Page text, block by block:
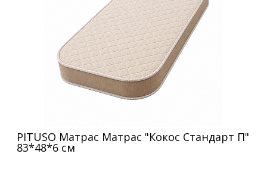
PITUSO Матрас Матрас "Кокос Стандарт П"
83*48*6 см